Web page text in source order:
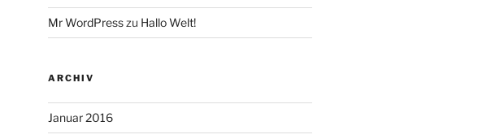
Mr WordPresszu Hallo Welt!
ARCHIV
Januar 2016